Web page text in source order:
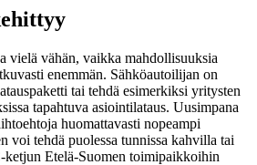
vielä vähän, vaikka mahdollisuuksia
enemmän. Sähköautoilijan on
tai tehdä esimerkiksi yritysten
tapahtuva asiointilataus. Uusimpana
huomattavasti nopeampi
voi tehdä puolessa tunnissa kahvilla tai
ketjun Etelä-Suomen toimipaikkoihin